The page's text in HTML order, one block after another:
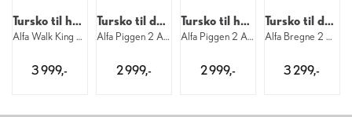
Tursko til herre
Alfa Walk King Advanced GTX M 2000
3 999,-
Tursko til dame
Alfa Piggen 2 APS GTX W 8860
2 999,-
Tursko til herre
Alfa Piggen 2 APS GTX M 1160
2 999,-
Tursko til dame
Alfa Bregne 2 APS GTX W 1160
3 299,-